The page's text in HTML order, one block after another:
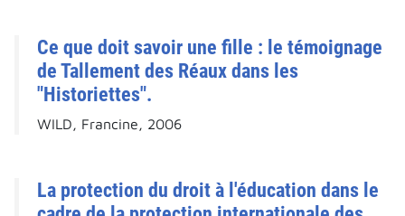
Ce que doit savoir une fille : le témoignage
de Tallement des Réaux dans les
"Historiettes".
WILD, Francine, 2006
La protection du droit à l'éducation dans le